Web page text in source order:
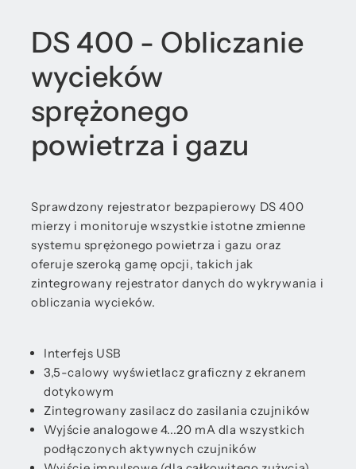
DS 400 - Obliczanie
wycieków
sprężonego
powietrza i gazu
Sprawdzony rejestrator bezpapierowy DS 400
mierzy i monitoruje wszystkie istotne zmienne
systemu sprężonego powietrza i gazu oraz
oferuje szeroką gamę opcji, takich jak
zintegrowany rejestrator danych do wykrywania i
obliczania wycieków.
Interfejs USB
3,5-calowy wyświetlacz graficzny z ekranem
dotykowym
Zintegrowany zasilacz do zasilania czujników
Wyjście analogowe 4...20 mA dla wszystkich
podłączonych aktywnych czujników